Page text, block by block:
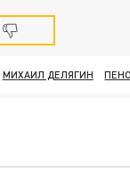
МИХАИЛ ДЕЛЯГИН